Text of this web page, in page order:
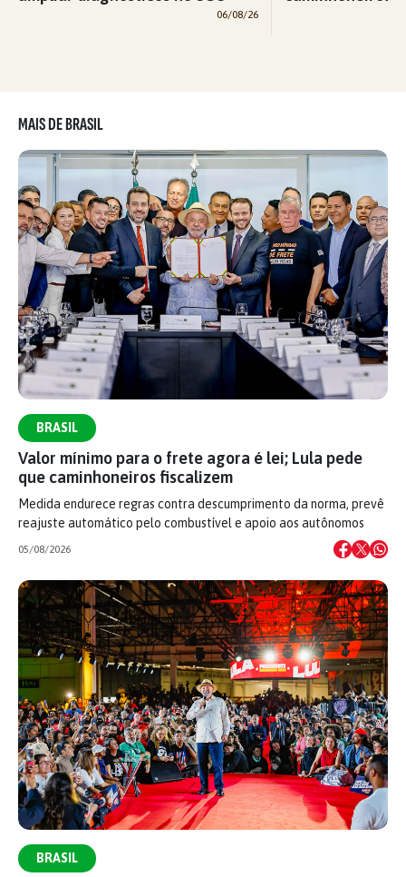
06/08/26
MAIS DE BRASIL
BRASIL
Valor mínimo para o frete agora é lei; Lula pede
que caminhoneiros fiscalizem
Medida endurece regras contra descumprimento da norma, prevê
reajuste automático pelo combustível e apoio aos autônomos
05/08/2026
BRASIL